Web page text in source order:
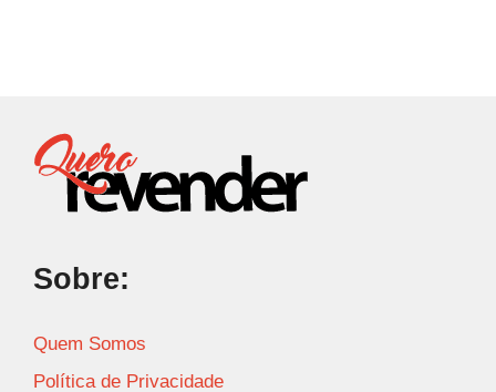
Sobre:
Quem Somos
Política de Privacidade